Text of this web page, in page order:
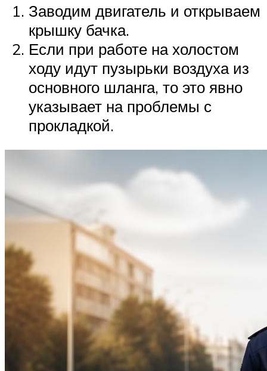
Заводим двигатель и открываем
крышку бачка.
Если при работе на холостом
ходу идут пузырьки воздуха из
основного шланга, то это явно
указывает на проблемы с
прокладкой.